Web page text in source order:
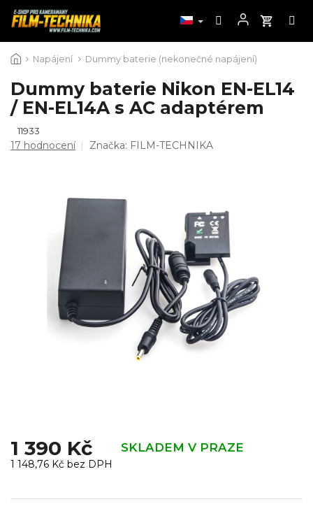
na
Napájení Dummy baterie (nekonečné napájení)
Dummy baterie Nikon EN-EL14
/ EN-EL14A s AC adaptérem
11933
Průměrné
17 hodnocení Značka: FILM-TECHNIKA
1 390 Kč SKLADEM V PRAZE
1 148,76 Kč bez DPH
cena: